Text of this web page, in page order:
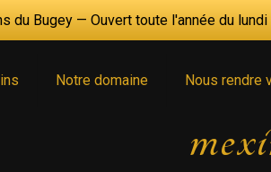
du Bugey — Ouvert toute l'année du
Notre domaine Nous rendre